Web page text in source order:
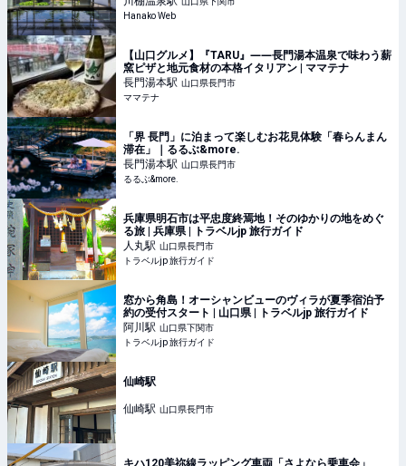
Hanako Web
【山口グルメ】『TARU』――長門湯本温泉で味わう薪
窯ピザと地元食材の本格イタリアン | ママテナ
長門湯本駅 山口県長門市
ママテナ
「界 長門」に泊まって楽しむお花見体験「春らんまん
滞在」｜るるぶ&more.
長門湯本駅 山口県長門市
るるぶ&more.
兵庫県明石市は平忠度終焉地！そのゆかりの地をめぐ
る旅 | 兵庫県 | トラベルjp 旅行ガイド
人丸駅 山口県長門市
トラベルjp 旅行ガイド
窓から角島！オーシャンビューのヴィラが夏季宿泊予
約の受付スタート | 山口県 | トラベルjp 旅行ガイド
阿川駅 山口県下関市
トラベルjp 旅行ガイド
仙崎駅
仙崎駅 山口県長門市
キハ120美祢線ラッピング車両「さよなら乗車会」